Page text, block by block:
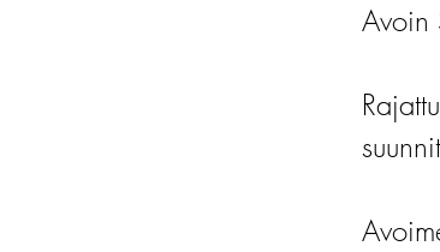
Avoin